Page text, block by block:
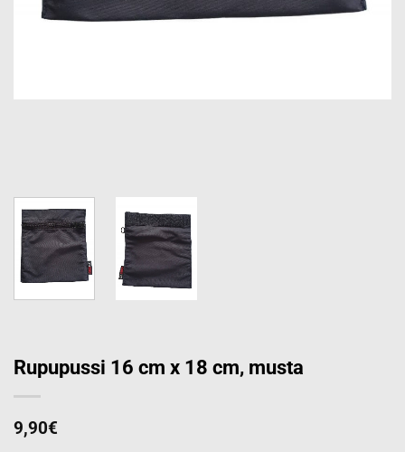
Rupupussi 16 cm x 18 cm, musta
9,90€